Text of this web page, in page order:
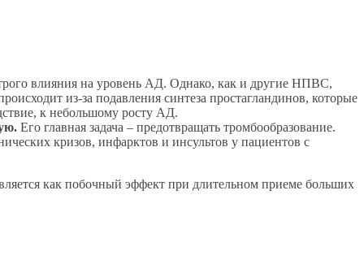
влияния на уровень АД. Однако, как и другие НПВС,
из-за подавления синтеза простагландинов, которые
к небольшому росту АД.
Его главная задача – предотвращать тромбообразование.
кризов, инфарктов и инсультов у пациентов с
как побочный эффект при длительном приеме больших